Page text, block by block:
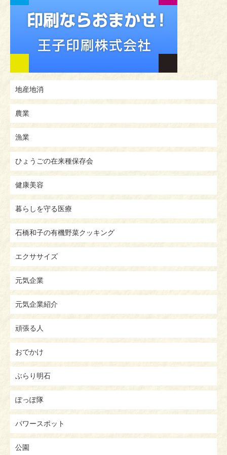
地産地消
農業
漁業
ひょうごの在来種保存会
健康美容
暮らしを守る医療
石橋和子の有機野菜クッキング
エクササイズ
元気企業
元気企業紹介
頑張る人
おでかけ
ぶらり明石
ぽっぽ隊
パワースポット
公園